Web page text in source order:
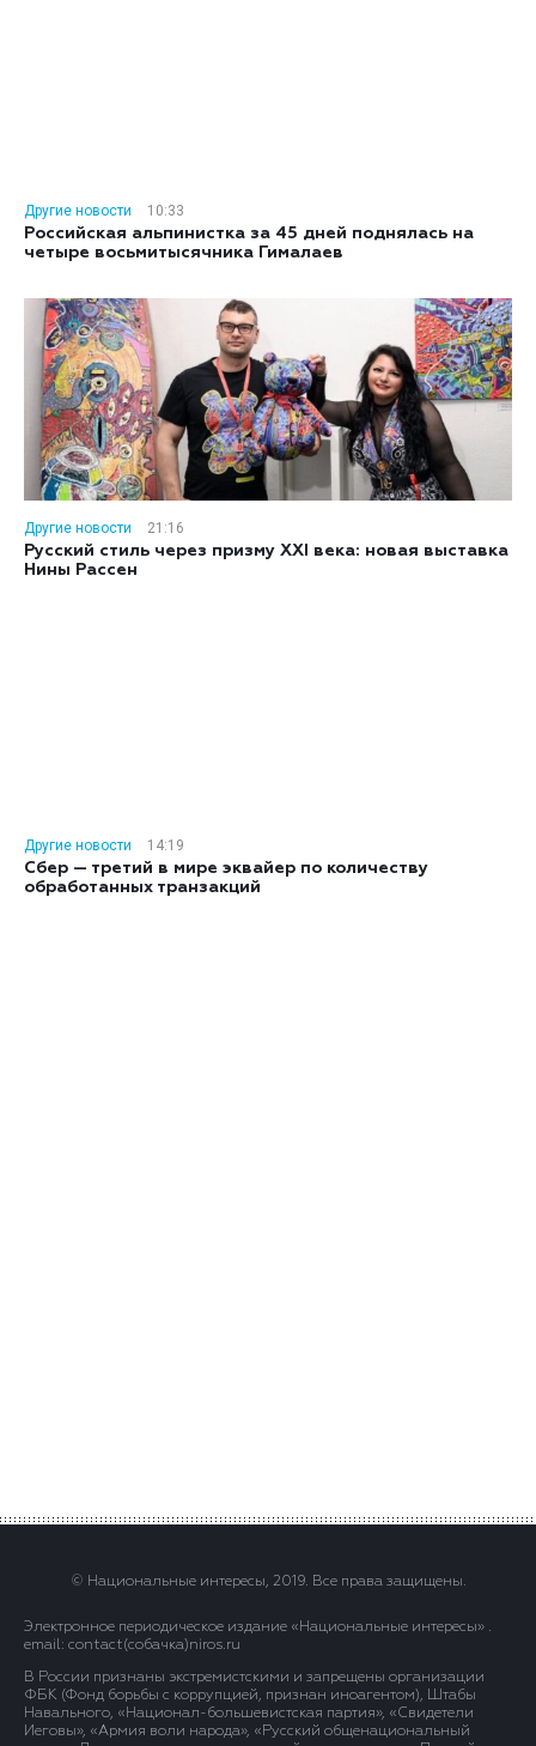
Другие новости
10:33
Российская альпинистка за 45 дней поднялась на
четыре восьмитысячника Гималаев
Другие новости
21:16
Русский стиль через призму XXI века: новая выставка
Нины Рассен
Другие новости
14:19
Сбер — третий в мире эквайер по количеству
обработанных транзакций
© Национальные интересы, 2019. Все права защищены.
Электронное периодическое издание «Национальные интересы» .
email: contact(сoбaчка)niros.ru
В России признаны экстремистскими и запрещены организации
ФБК (Фонд борьбы с коррупцией, признан иноагентом), Штабы
Навального, «Национал-большевистская партия», «Свидетели
Иеговы», «Армия воли народа», «Русский общенациональный